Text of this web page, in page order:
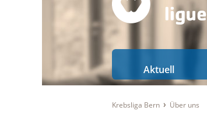
Aktuell
Krebsliga Bern Über uns